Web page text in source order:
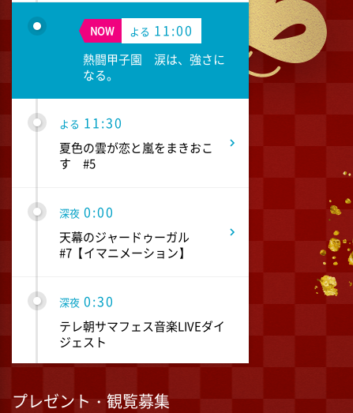
NOW よる 11:00
熱闘甲子園 涙は、強さに
なる。
よる 11:30
夏色の雲が恋と嵐をまきおこ
す #5
深夜 0:00
天幕のジャードゥーガル
#7【イマニメーション】
深夜 0:30
テレ朝サマフェス音楽LIVEダイ
ジェスト
深夜 1:00
プレゼント・観覧募集